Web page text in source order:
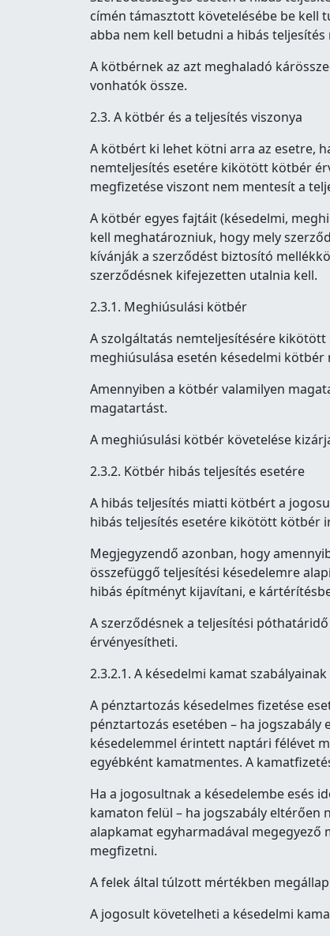
címén támasztott követelésébe be kell
abba nem kell betudni a hibás
A kötbérnek az azt meghaladó
vonhatók össze.
2.3. A kötbér és a teljesítés viszonya
A kötbért ki lehet kötni arra az esetre,
nemteljesítés esetére kikötött kötbér
megfizetése viszont nem mentesít a
A kötbér egyes fajtáit (késedelmi,
kell meghatározniuk, hogy mely
kívánják a szerződést biztosító
szerződésnek kifejezetten utalnia kell.
2.3.1. Meghiúsulási kötbér
A szolgáltatás nemteljesítésére
meghiúsulása esetén késedelmi kötbér
Amennyiben a kötbér valamilyen
magatartást.
A meghiúsulási kötbér követelése
2.3.2. Kötbér hibás teljesítés esetére
A hibás teljesítés miatti kötbért a
hibás teljesítés esetére kikötött kötbér
Megjegyzendő azonban, hogy
összefüggő teljesítési késedelemre
hibás építményt kijavítani, e
A szerződésnek a teljesítési
érvényesítheti.
2.3.2.1. A késedelmi kamat
A pénztartozás késedelmes fizetése
pénztartozás esetében – ha
késedelemmel érintett naptári félévet
egyébként kamatmentes. A
Ha a jogosultnak a késedelembe esés
kamaton felül – ha jogszabály eltérően
alapkamat egyharmadával
megfizetni.
A felek által túlzott mértékben
A jogosult követelheti a késedelmi